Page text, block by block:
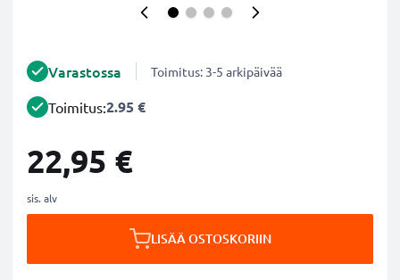
Varastossa Toimitus: 3-5 arkipäivää
Toimitus:2.95 €
22,95 €
sis. alv
LISÄÄ OSTOSKORIIN